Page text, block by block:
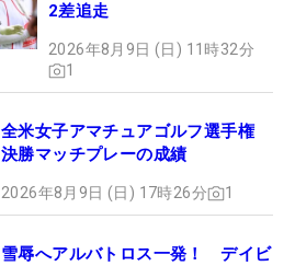
2差追走
2026年8月9日 (日) 11時32分
1
全米女子アマチュアゴルフ選手権
決勝マッチプレーの成績
2026年8月9日 (日) 17時26分 1
雪辱へアルバトロス一発！ デイビ